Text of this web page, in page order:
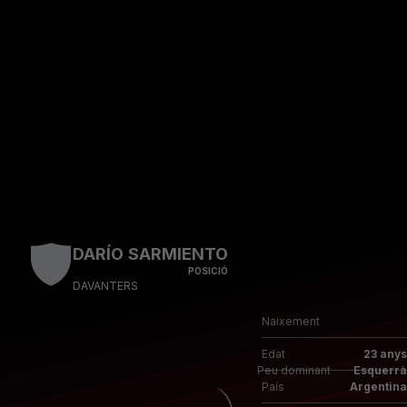
DARÍO SARMIENTO
POSICIÓ
DAVANTERS
Peu dominant Esquerrà
Naixement
Edat 23 anys
País Argentina